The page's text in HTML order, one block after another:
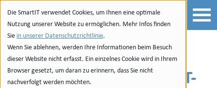
Die SmartIT verwendet Cookies, um Ihnen eine optimale
Nutzung unserer Website zu ermöglichen. Mehr Infos finden
Sie in unserer Datenschutzrichtlinie.
Wenn Sie ablehnen, werden Ihre Informationen beim Besuch
dieser Website nicht erfasst. Ein einzelnes Cookie wird in Ihrem
Browser gesetzt, um daran zu erinnern, dass Sie nicht
nachverfolgt werden möchten.
Zur Navigation
zu den Quicklinks
Zur Suche
Zum Inhalt
Marc - vom
Fensterplatzsitzer zum IT-